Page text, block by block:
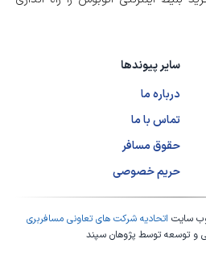
سایر پیوندها
درباره ما
تماس با ما
حقوق مسافر
حریم خصوصی
سایت اتحادیه شرکت های تعاونی مسافربری
و توسعه توسطپژوهان سپند